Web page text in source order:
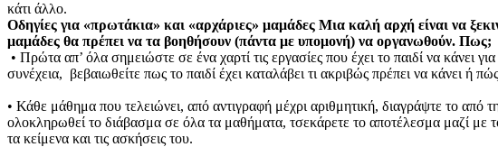
κάτι άλλο.
Οδηγίες για «πρωτάκια» και «αρχάριες» μαμάδες Μια καλή αρχή είναι να
μαμάδες θα πρέπει να τα βοηθήσουν (πάντα με υπομονή) να οργανωθούν. Πως;
• Πρώτα απ’ όλα σημειώστε σε ένα χαρτί τις εργασίες που έχει το παιδί να κάνει
συνέχεια, βεβαιωθείτε πως το παιδί έχει καταλάβει τι ακριβώς πρέπει να κάνει ή
• Κάθε μάθημα που τελειώνει, από αντιγραφή μέχρι αριθμητική, διαγράψτε το από
ολοκληρωθεί το διάβασμα σε όλα τα μαθήματα, τσεκάρετε το αποτέλεσμα μαζί με
τα κείμενα και τις ασκήσεις του.